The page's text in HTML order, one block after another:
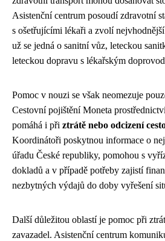
Asistenční centrum posoudí zdravotní
s ošetřujícími lékaři a zvolí
už se jedná o sanitní vůz, leteckou
leteckou dopravu s lékařským
Pomoc v nouzi se však neomezuje
Cestovní pojištění Moneta
pomáhá i při ztrátě nebo odcizení
Koordinátoři poskytnou informace o
úřadu České republiky, pomohou s
dokladů a v případě potřeby zajistí
nezbytných výdajů do doby vyřešení
Další důležitou oblastí je pomoc při
zavazadel. Asistenční centrum